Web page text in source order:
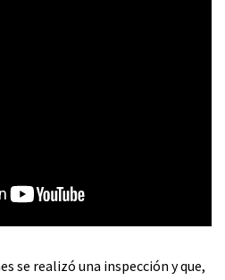
se realizó una inspección y que,